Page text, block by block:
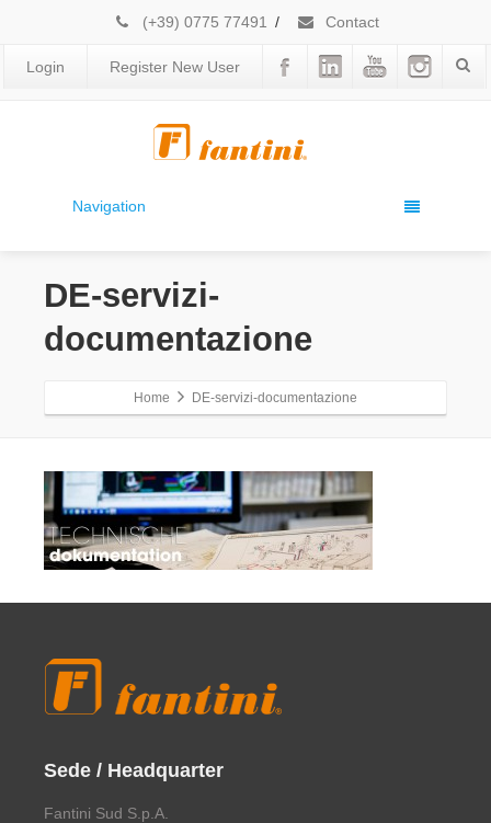
(+39) 0775 77491 / Contact
Login Register New User
Navigation
DE-servizi-
documentazione
Home DE-servizi-documentazione
Sede / Headquarter
Fantini Sud S.p.A.